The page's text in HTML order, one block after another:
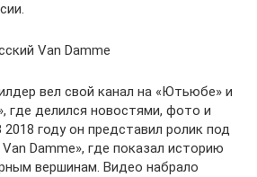
Van Damme
вел свой канал на «Ютьюбе» и
где делился новостями, фото и
2018 году он представил ролик под
Damme», где показал историю
вершинам. Видео набрало